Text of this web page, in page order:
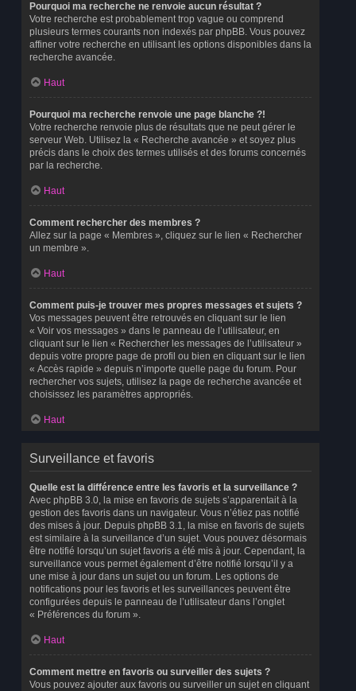
Pourquoi ma recherche ne renvoie aucun résultat ?
Votre recherche est probablement trop vague ou comprend
plusieurs termes courants non indexés par phpBB. Vous pouvez
affiner votre recherche en utilisant les options disponibles dans la
recherche avancée.
Haut
Pourquoi ma recherche renvoie une page blanche ?!
Votre recherche renvoie plus de résultats que ne peut gérer le
serveur Web. Utilisez la « Recherche avancée » et soyez plus
précis dans le choix des termes utilisés et des forums concernés
par la recherche.
Haut
Comment rechercher des membres ?
Allez sur la page « Membres », cliquez sur le lien « Rechercher
un membre ».
Haut
Comment puis-je trouver mes propres messages et sujets ?
Vos messages peuvent être retrouvés en cliquant sur le lien
« Voir vos messages » dans le panneau de l’utilisateur, en
cliquant sur le lien « Rechercher les messages de l’utilisateur »
depuis votre propre page de profil ou bien en cliquant sur le lien
« Accès rapide » depuis n’importe quelle page du forum. Pour
rechercher vos sujets, utilisez la page de recherche avancée et
choisissez les paramètres appropriés.
Haut
Surveillance et favoris
Quelle est la différence entre les favoris et la surveillance ?
Avec phpBB 3.0, la mise en favoris de sujets s’apparentait à la
gestion des favoris dans un navigateur. Vous n’étiez pas notifié
des mises à jour. Depuis phpBB 3.1, la mise en favoris de sujets
est similaire à la surveillance d’un sujet. Vous pouvez désormais
être notifié lorsqu’un sujet favoris a été mis à jour. Cependant, la
surveillance vous permet également d’être notifié lorsqu’il y a
une mise à jour dans un sujet ou un forum. Les options de
notifications pour les favoris et les surveillances peuvent être
configurées depuis le panneau de l’utilisateur dans l’onglet
« Préférences du forum ».
Haut
Comment mettre en favoris ou surveiller des sujets ?
Vous pouvez ajouter aux favoris ou surveiller un sujet en cliquant